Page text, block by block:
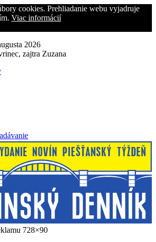
cookies. Prehliadanie webu vyjadruje
Viac informácií
2026
zajtra Zuzana